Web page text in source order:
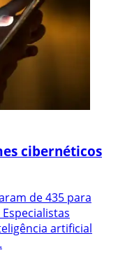
cibernéticos
de 435 para
artificial